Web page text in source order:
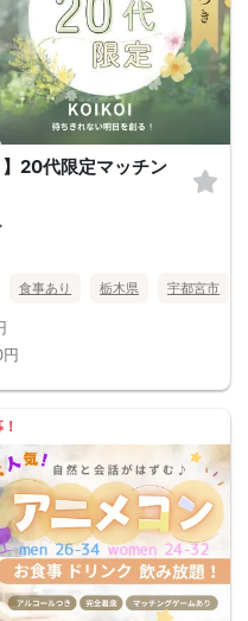
】20代限定マッチン
食事あり 栃木県 宇都宮市